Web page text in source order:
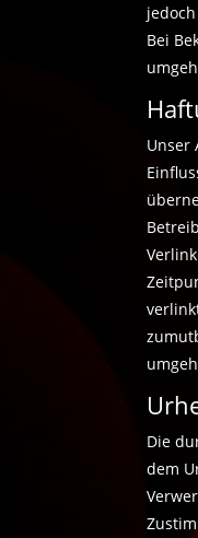
Bei
Unser
Die
dem